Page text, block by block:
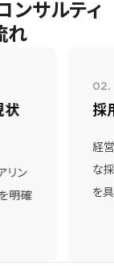
ンサルティ
れ
状
リン
明確
02.
採
経
な
を